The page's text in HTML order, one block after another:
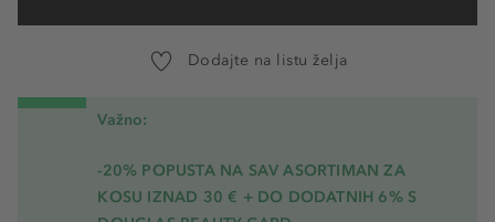
Dodajte na listu želja
Važno:
-20% POPUSTA NA SAV ASORTIMAN ZA
KOSU IZNAD 30 € + DO DODATNIH 6% S